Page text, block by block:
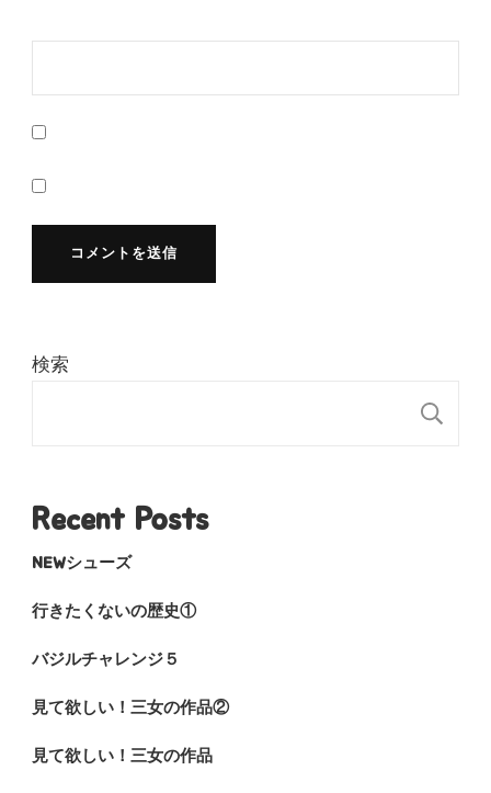
検索
Recent Posts
NEWシューズ
行きたくないの歴史①
バジルチャレンジ５
見て欲しい！三女の作品②
見て欲しい！三女の作品